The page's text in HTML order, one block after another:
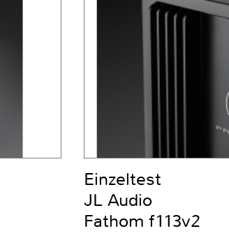
Einzeltest
JL Audio
Fathom f113v2